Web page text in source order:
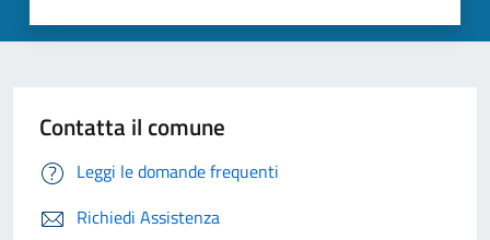
Contatta il comune
Leggi le domande frequenti
Richiedi Assistenza